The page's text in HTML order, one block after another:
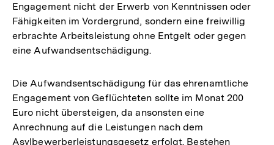
Engagement nicht der Erwerb von Kenntnissen oder
Fähigkeiten im Vordergrund, sondern eine freiwillig
erbrachte Arbeitsleistung ohne Entgelt oder gegen
eine Aufwandsentschädigung.
Die Aufwandsentschädigung für das ehrenamtliche
Engagement von Geflüchteten sollte im Monat 200
Euro nicht übersteigen, da ansonsten eine
Anrechnung auf die Leistungen nach dem
Asylbewerberleistungsgesetz erfolgt. Bestehen